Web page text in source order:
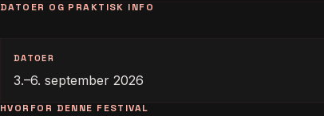
DATOER OG PRAKTISK INFO
DATOER
3.–6. september 2026
HVORFOR DENNE FESTIVAL